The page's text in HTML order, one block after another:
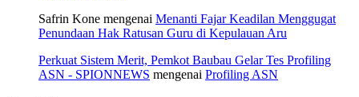
Safrin Kone mengenai Menanti Fajar Keadilan Menggugat
Penundaan Hak Ratusan Guru di Kepulauan Aru
Perkuat Sistem Merit, Pemkot Baubau Gelar Tes Profiling
ASN - SPIONNEWS mengenai Profiling ASN